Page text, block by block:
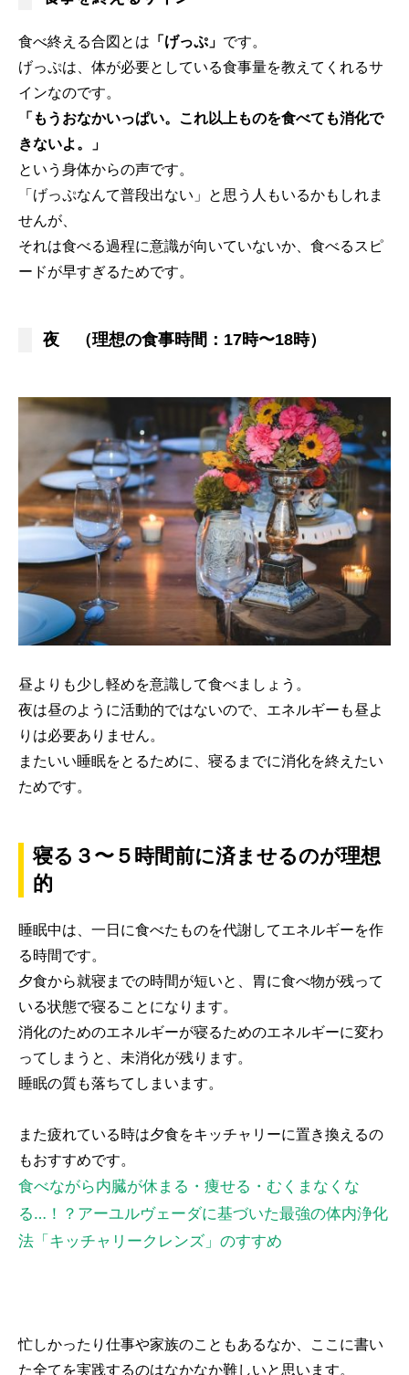
食べ終える合図とは 「げっぷ」 です。
げっぷは、体が必要としている食事量を教えてくれるサ
インなのです。
「もうおなかいっぱい。これ以上ものを食べても消化で
きないよ。」
という身体からの声です。
「げっぷなんて普段出ない」と思う人もいるかもしれま
せんが、
それは食べる過程に意識が向いていないか、食べるスピ
ードが早すぎるためです。
夜 （理想の食事時間：17時〜18時）
昼よりも少し軽めを意識して食べましょう。
夜は昼のように活動的ではないので、エネルギーも昼よ
りは必要ありません。
またいい睡眠をとるために、寝るまでに消化を終えたい
ためです。
寝る３〜５時間前に済ませるのが理想
的
睡眠中は、一日に食べたものを代謝してエネルギーを作
る時間です。
夕食から就寝までの時間が短いと、胃に食べ物が残って
いる状態で寝ることになります。
消化のためのエネルギーが寝るためのエネルギーに変わ
ってしまうと、未消化が残ります。
睡眠の質も落ちてしまいます。
また疲れている時は夕食をキッチャリーに置き換えるの
もおすすめです。
食べながら内臓が休まる・痩せる・むくまなくな
る…！？アーユルヴェーダに基づいた最強の体内浄化
法「キッチャリークレンズ」のすすめ
忙しかったり仕事や家族のこともあるなか、ここに書い
た全てを実践するのはなかなか難しいと思います。